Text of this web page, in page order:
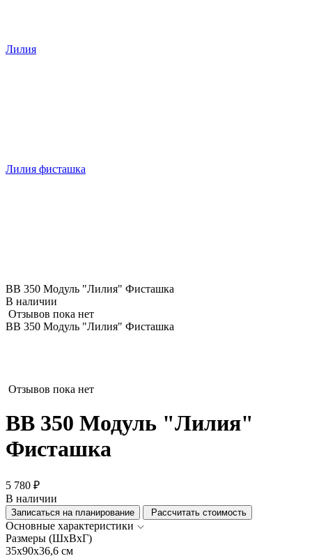
Лилия
Лилия фисташка
ВВ 350 Модуль "Лилия" Фисташка
В наличии
Отзывов пока нет
ВВ 350 Модуль "Лилия" Фисташка
Отзывов пока нет
ВВ 350 Модуль "Лилия"
Фисташка
5 780 ₽
В наличии
Записаться на планирование Рассчитать стоимость
Основные характеристики
Размеры (ШхВхГ)
35x90x36,6 см